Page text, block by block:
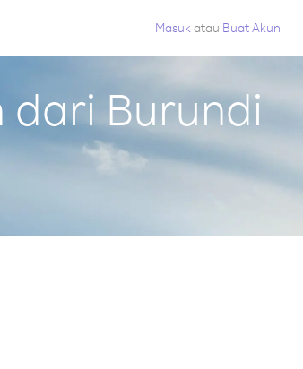
Masuk atau Buat Akun
dari Burundi